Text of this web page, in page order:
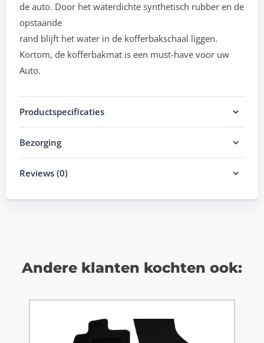
de auto. Door het waterdichte synthetisch rubber en de
opstaande
rand blijft het water in de kofferbakschaal liggen.
Kortom, de kofferbakmat is een must-have voor uw
Auto.
Productspecificaties
Bezorging
Reviews (0)
Andere klanten kochten ook: